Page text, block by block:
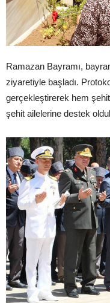
Ramazan Bayramı,
ziyaretiyle başladı.
gerçekleştirerek hem
şehit ailelerine destek